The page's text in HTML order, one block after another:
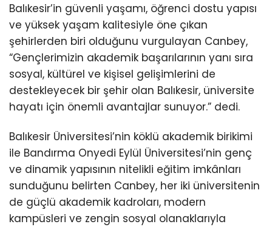
Balıkesir’in güvenli yaşamı, öğrenci dostu yapısı
ve yüksek yaşam kalitesiyle öne çıkan
şehirlerden biri olduğunu vurgulayan Canbey,
“Gençlerimizin akademik başarılarının yanı sıra
sosyal, kültürel ve kişisel gelişimlerini de
destekleyecek bir şehir olan Balıkesir, üniversite
hayatı için önemli avantajlar sunuyor.” dedi.
Balıkesir Üniversitesi’nin köklü akademik birikimi
ile Bandırma Onyedi Eylül Üniversitesi’nin genç
ve dinamik yapısının nitelikli eğitim imkânları
sunduğunu belirten Canbey, her iki üniversitenin
de güçlü akademik kadroları, modern
kampüsleri ve zengin sosyal olanaklarıyla